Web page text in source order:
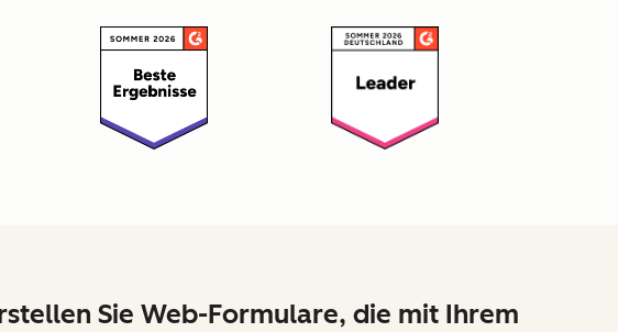
Sie Web-Formulare, die mit Ihrem